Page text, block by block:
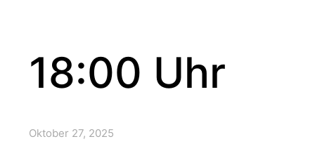
18:00 Uhr
Oktober 27, 2025